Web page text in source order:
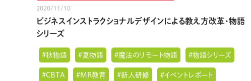
2020/11/10
ビジネスインストラクショナルデザインによる教え方改革・物語
シリーズ
#秋物語 #夏物語 #魔法のリモート物語 #物語シリーズ
#CBTA #MR教育 #新人研修 #イベントレポート